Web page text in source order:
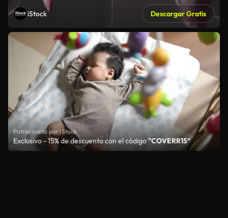
iStock Descargar Gratis
Patrocinado por iStock
Exclusivo - 15% de descuento con el código"COVERR15"